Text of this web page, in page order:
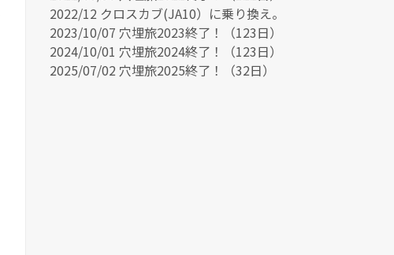
2022/12 クロスカブ(JA10）に乗り換え。
2023/10/07 穴埋旅2023終了！（123日）
2024/10/01 穴埋旅2024終了！（123日）
2025/07/02 穴埋旅2025終了！（32日）